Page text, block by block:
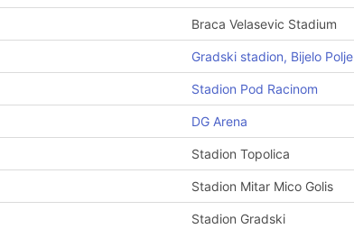
Braca Velasevic Stadium
Gradski stadion, Bijelo Polje
Stadion Pod Racinom
DG Arena
Stadion Topolica
Stadion Mitar Mico Golis
Stadion Gradski